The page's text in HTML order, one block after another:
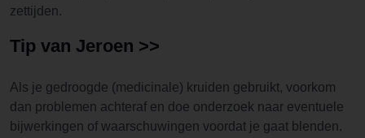
zettijden.
Tip van Jeroen >>
Als je gedroogde (medicinale) kruiden gebruikt, voorkom
dan problemen achteraf en doe onderzoek naar eventuele
bijwerkingen of waarschuwingen voordat je gaat blenden.